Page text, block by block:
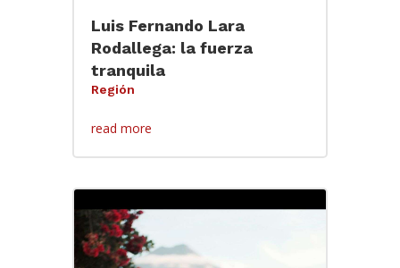
Luis Fernando Lara
Rodallega: la fuerza
tranquila
Región
read more